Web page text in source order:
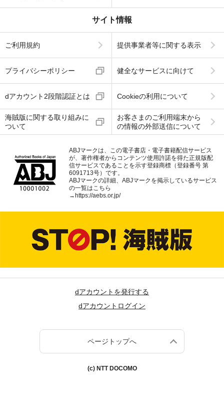
サイト情報
ご利用規約 提供事業者等に関する表示
プライバシーポリシー 健全なサービスに向けて
dアカウント2段階認証とは Cookieの利用について
海賊版に関する取り組みに
ついて
お客さまのご利用端末から
の情報の外部送信について
ABJマークは、この電子書店・電子書籍配信サービス
が、著作権者からコンテンツ使用許諾を得た正規版配
信サービスであることを示す登録商標（登録番号 第
6091713号）です。
ABJマークの詳細、ABJマークを掲示しているサービス
の一覧はこちら
→ https://aebs.or.jp/
dアカウントを発行する
dアカウントログイン
ページトップへ
(c) NTT DOCOMO